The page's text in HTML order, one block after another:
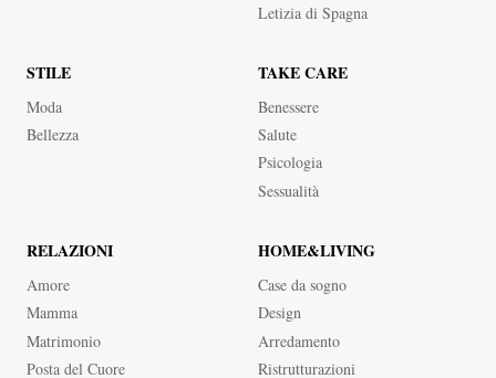
Letizia di Spagna
STILE
Moda
Bellezza
TAKE CARE
Benessere
Salute
Psicologia
Sessualità
RELAZIONI
Amore
Mamma
Matrimonio
Posta del Cuore
HOME&LIVING
Case da sogno
Design
Arredamento
Ristrutturazioni